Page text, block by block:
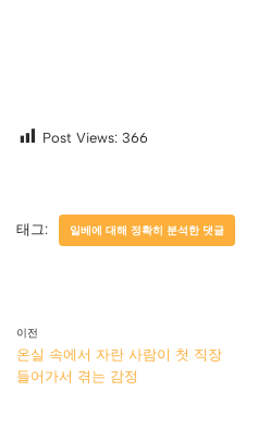
Post Views: 366
태그: 일베에 대해 정확히 분석한 댓글
이전
온실 속에서 자란 사람이 첫 직장
들어가서 겪는 감정